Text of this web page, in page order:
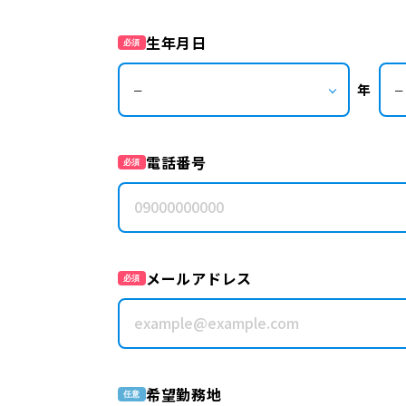
必須 生年月日
年
必須 電話番号
必須 メールアドレス
任意 希望勤務地